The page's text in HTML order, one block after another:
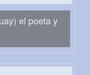
el poeta y